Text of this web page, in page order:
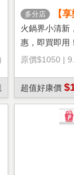
多分店
【
元(
火鍋界小清新
惠，即買即用！
原價$1050 |
超值好康價